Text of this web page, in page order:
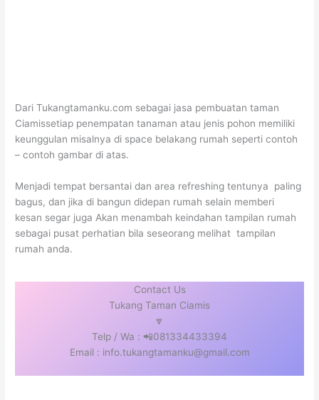
Dari Tukangtamanku.com sebagai jasa pembuatan taman
Ciamissetiap penempatan tanaman atau jenis pohon memiliki
keunggulan misalnya di space belakang rumah seperti contoh
– contoh gambar di atas.
Menjadi tempat bersantai dan area refreshing tentunya paling
bagus, dan jika di bangun didepan rumah selain memberi
kesan segar juga Akan menambah keindahan tampilan rumah
sebagai pusat perhatian bila seseorang melihat tampilan
rumah anda.
Contact Us
Tukang Taman Ciamis
🔽
Telp / Wa : 📲081334433394
Email : info.tukangtamanku@gmail.com